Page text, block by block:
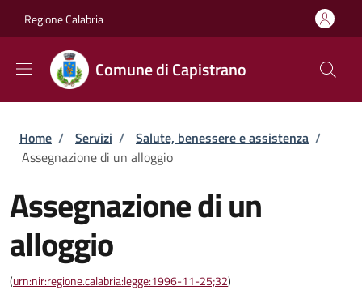
Regione Calabria
Comune di Capistrano
Briciole di pane
Home / Servizi / Salute, benessere e assistenza /
Assegnazione di un alloggio
Assegnazione di un
alloggio
(urn:nir:regione.calabria:legge:1996-11-25;32)